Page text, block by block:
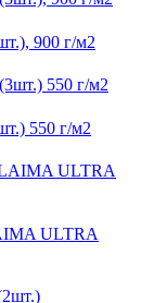
900 г/м2
550 г/м2
ULTRA